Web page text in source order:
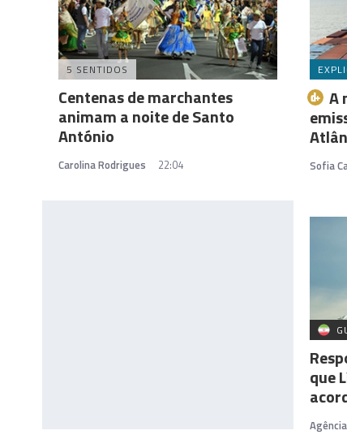
5 SENTIDOS
Centenas de marchantes
animam a noite de Santo
António
Carolina Rodrigues 22:04
A
Sofia
que